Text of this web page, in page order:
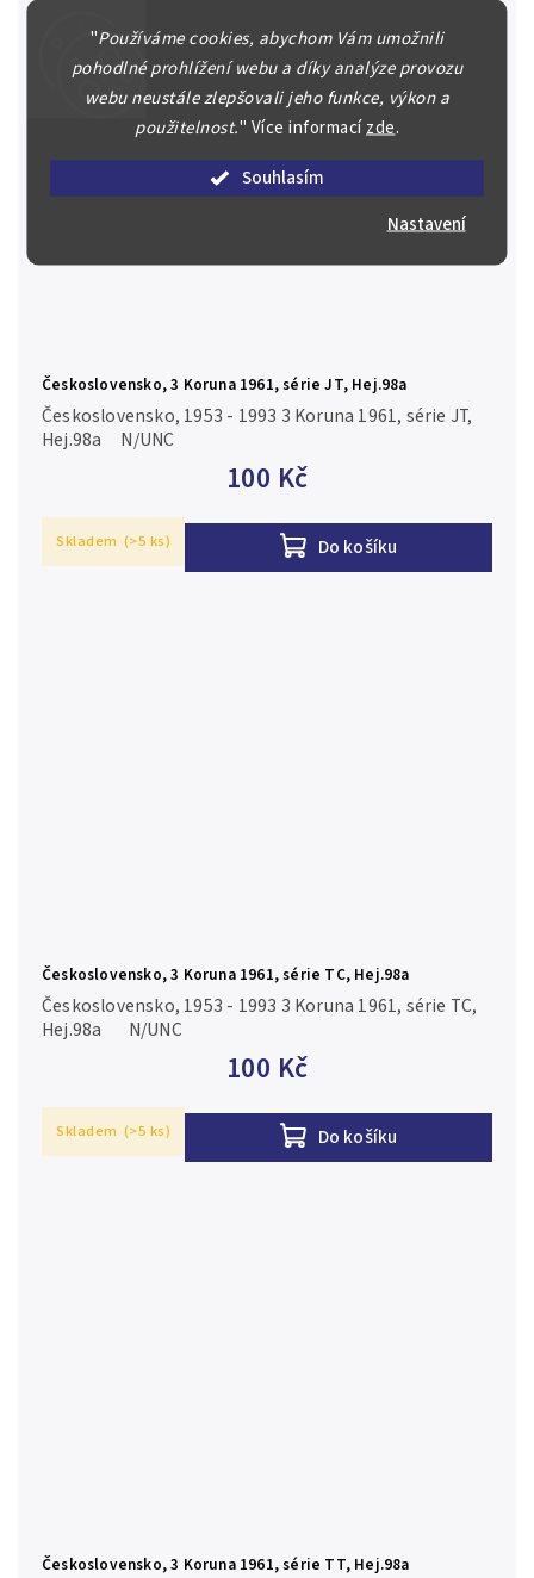
"Používáme cookies, abychom Vám umožnili
pohodlné prohlížení webu a díky analýze provozu
webu neustále zlepšovali jeho funkce, výkon a
použitelnost." Více informacízde.
Souhlasím
Nastavení
Československo, 3 Koruna 1961, série JT, Hej.98a
100 Kč
Do košíku
Československo, 1953 - 1993 3 Koruna 1961, série JT,
Hej.98a N/UNC
Skladem (>5 ks)
Československo, 3 Koruna 1961, série TC, Hej.98a
100 Kč
Do košíku
Československo, 1953 - 1993 3 Koruna 1961, série TC,
Hej.98a N/UNC
Skladem (>5 ks)
Československo, 3 Koruna 1961, série TT, Hej.98a